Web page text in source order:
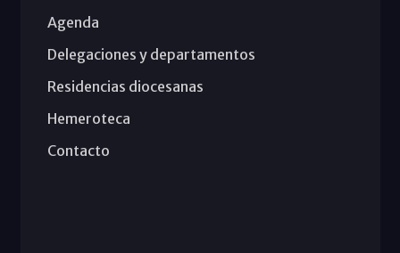
Agenda
Delegaciones y departamentos
Residencias diocesanas
Hemeroteca
Contacto